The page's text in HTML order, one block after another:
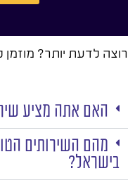
רוצה לדעת יותר? מוזמן
האם אתה מציע
מהם השירותים
בישראל?